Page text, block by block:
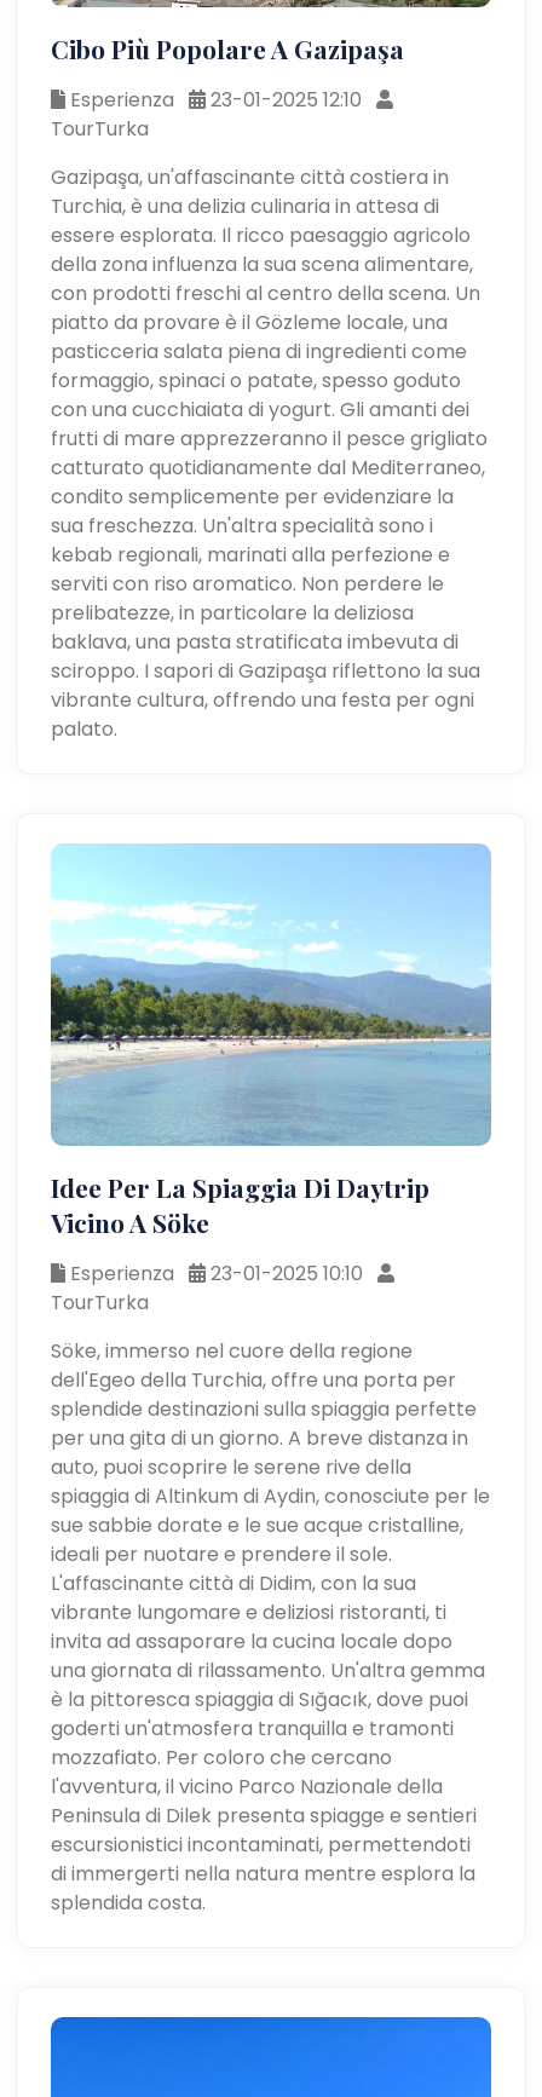
Cibo Più Popolare A Gazipaşa
Esperienza
23-01-2025 12:10
TourTurka
Gazipaşa, un'affascinante città costiera in
Turchia, è una delizia culinaria in attesa di
essere esplorata. Il ricco paesaggio agricolo
della zona influenza la sua scena alimentare,
con prodotti freschi al centro della scena. Un
piatto da provare è il Gözleme locale, una
pasticceria salata piena di ingredienti come
formaggio, spinaci o patate, spesso goduto
con una cucchiaiata di yogurt. Gli amanti dei
frutti di mare apprezzeranno il pesce grigliato
catturato quotidianamente dal Mediterraneo,
condito semplicemente per evidenziare la
sua freschezza. Un'altra specialità sono i
kebab regionali, marinati alla perfezione e
serviti con riso aromatico. Non perdere le
prelibatezze, in particolare la deliziosa
baklava, una pasta stratificata imbevuta di
sciroppo. I sapori di Gazipaşa riflettono la sua
vibrante cultura, offrendo una festa per ogni
palato.
Idee Per La Spiaggia Di Daytrip
Vicino A Söke
Esperienza
23-01-2025 10:10
TourTurka
Söke, immerso nel cuore della regione
dell'Egeo della Turchia, offre una porta per
splendide destinazioni sulla spiaggia perfette
per una gita di un giorno. A breve distanza in
auto, puoi scoprire le serene rive della
spiaggia di Altinkum di Aydin, conosciute per le
sue sabbie dorate e le sue acque cristalline,
ideali per nuotare e prendere il sole.
L'affascinante città di Didim, con la sua
vibrante lungomare e deliziosi ristoranti, ti
invita ad assaporare la cucina locale dopo
una giornata di rilassamento. Un'altra gemma
è la pittoresca spiaggia di Sığacık, dove puoi
goderti un'atmosfera tranquilla e tramonti
mozzafiato. Per coloro che cercano
l'avventura, il vicino Parco Nazionale della
Peninsula di Dilek presenta spiagge e sentieri
escursionistici incontaminati, permettendoti
di immergerti nella natura mentre esplora la
splendida costa.